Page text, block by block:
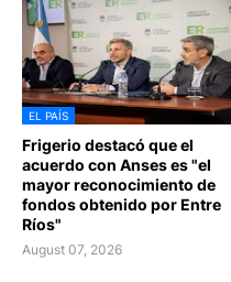
EL PAÍS
Frigerio destacó que el
acuerdo con Anses es "el
mayor reconocimiento de
fondos obtenido por Entre
Ríos"
August 07, 2026